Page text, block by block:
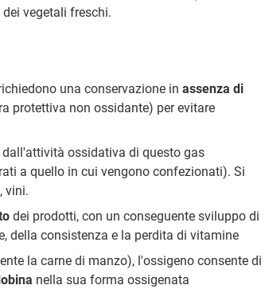
vegetali freschi.
una conservazione inassenza di
protettiva non ossidante) per evitare
dall'attività ossidativa di questo gas
a quello in cui vengono confezionati). Si
vini.
dei prodotti, con un conseguente sviluppo di
della consistenza e la perdita di vitamine
la carne di manzo), l'ossigeno consente di
nella sua forma ossigenata